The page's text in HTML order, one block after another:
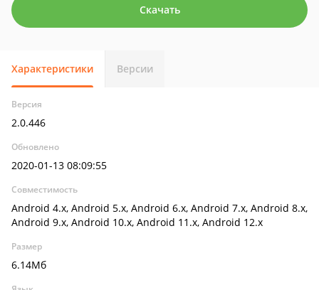
Скачать
Характеристики Версии
Версия
2.0.446
Обновлено
2020-01-13 08:09:55
Совместимость
Android 4.x, Android 5.x, Android 6.x, Android 7.x, Android 8.x,
Android 9.x, Android 10.x, Android 11.x, Android 12.x
Размер
6.14Мб